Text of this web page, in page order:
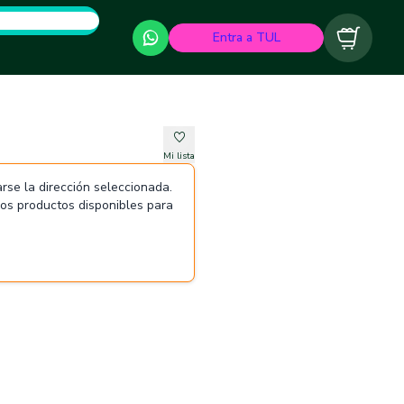
Entra a TUL Carrito
Mi lista
la dirección seleccionada.
productos disponibles para